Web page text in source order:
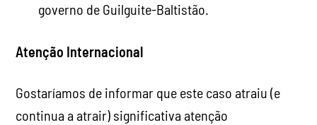
governo de Guilguite-Baltistão.
Atenção Internacional
Gostaríamos de informar que este caso atraiu (e
continua a atrair) significativa atenção